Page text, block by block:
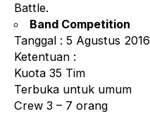
Battle.
Band Competition
Tanggal : 5 Agustus 2016
Ketentuan :
Kuota 35 Tim
Terbuka untuk umum
Crew 3 – 7 orang